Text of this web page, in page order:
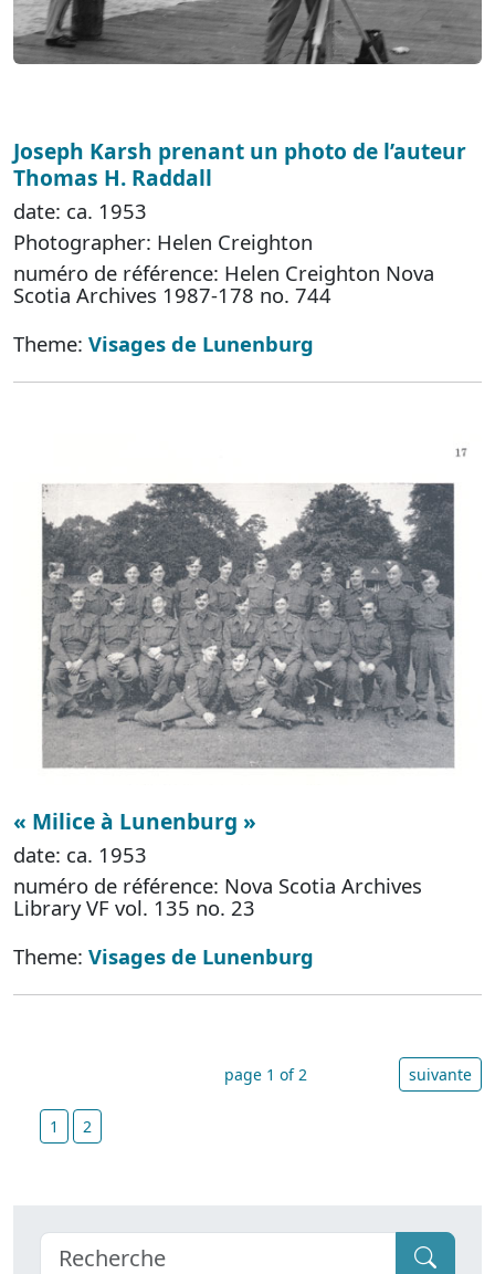
Joseph Karsh prenant un photo de l’auteur
Thomas H. Raddall
date: ca. 1953
Photographer: Helen Creighton
numéro de référence: Helen Creighton Nova
Scotia Archives 1987-178 no. 744
Theme: Visages de Lunenburg
« Milice à Lunenburg »
date: ca. 1953
numéro de référence: Nova Scotia Archives
Library VF vol. 135 no. 23
Theme: Visages de Lunenburg
page 1 of 2 suivante
1 2